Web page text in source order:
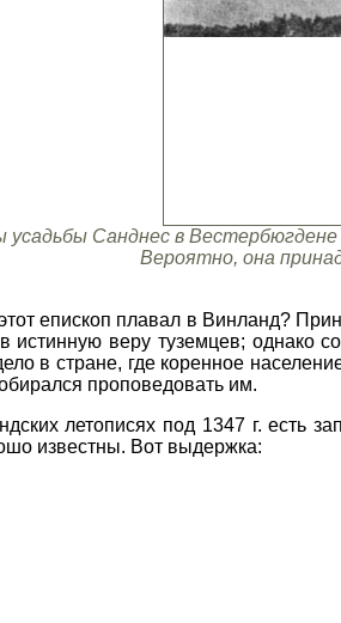
усадьбы Санднес в
Вероятно, она
епископ плавал в Винланд?
истинную веру туземцев; однако
в стране, где коренное
проповедовать им.
летописях под 1347 г. есть
известны. Вот выдержка: